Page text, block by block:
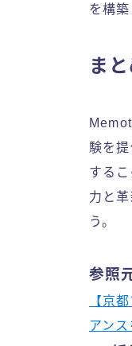
を構
ま
験を
する
力と
う。
参照
【京
アン